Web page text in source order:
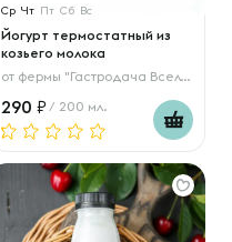
Ср Чт Пт Сб Вс
Йогурт термостатный из
козьего молока
от фермы "Гастродача Вселуг"
290 / 200 мл.